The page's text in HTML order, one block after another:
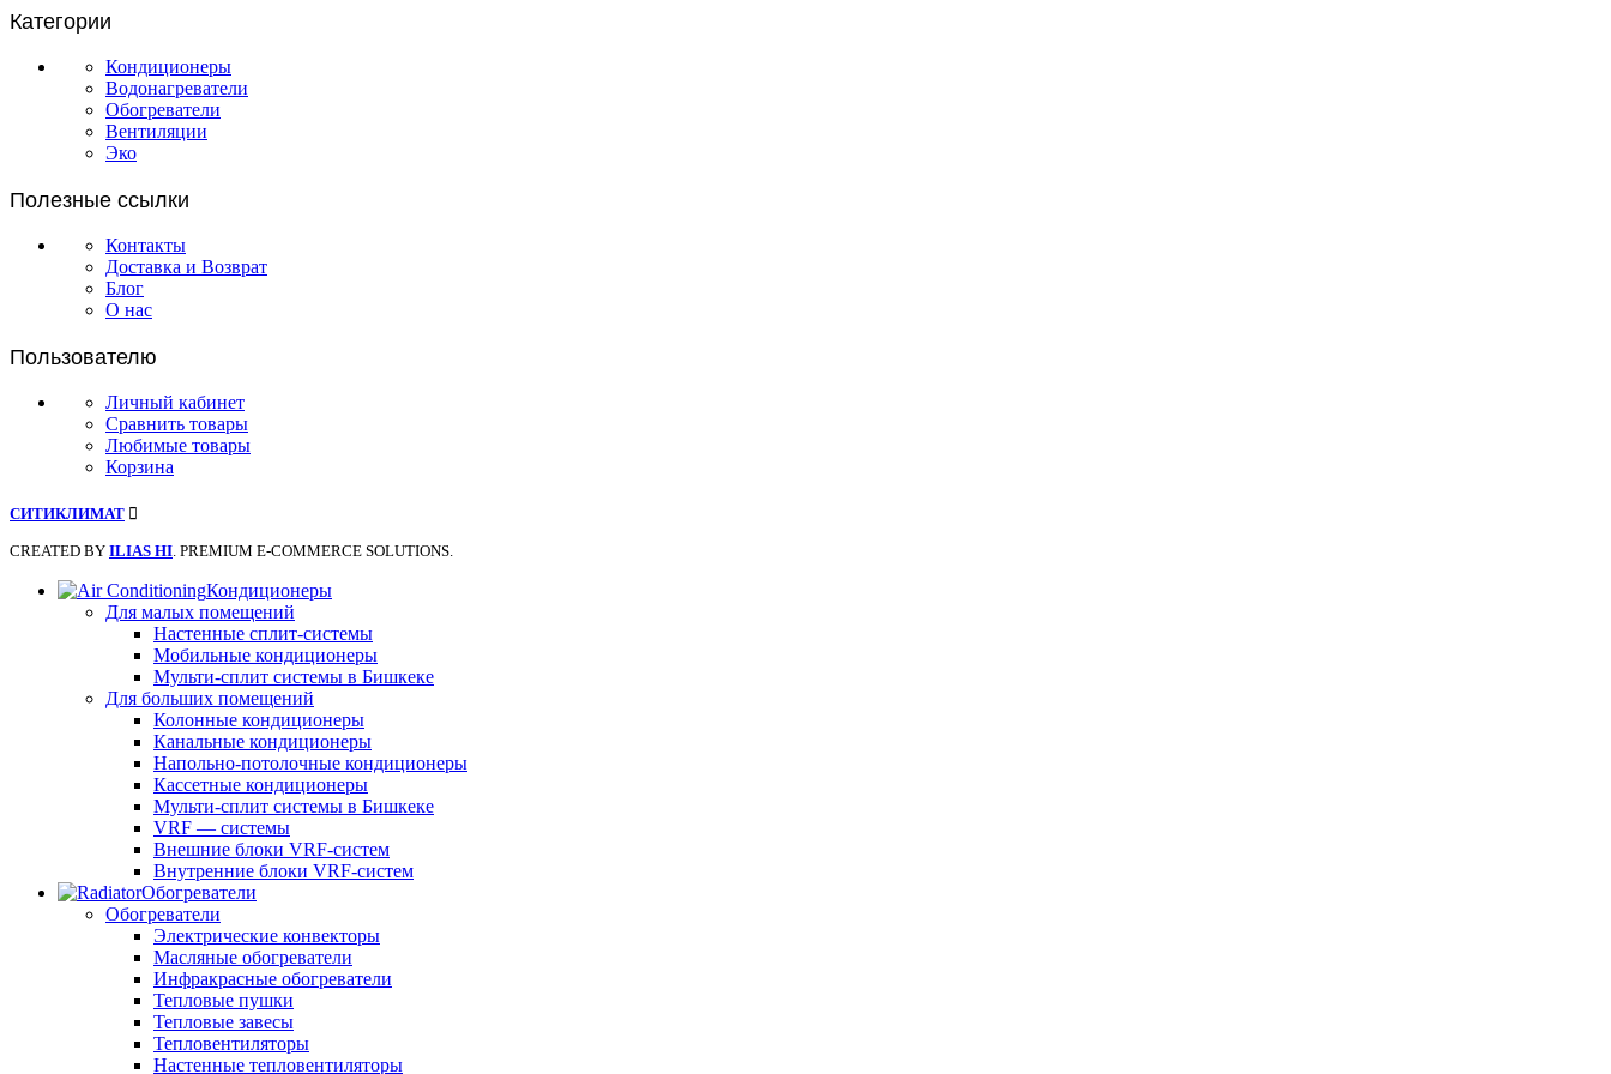
Категории
Кондиционеры
Водонагреватели
Обогреватели
Вентиляции
Эко
Полезные ссылки
Контакты
Доставка и Возврат
Блог
О нас
Пользователю
Личный кабинет
Сравнить товары
Любимые товары
Корзина
СИТИКЛИМАТ
CREATED BY ILIAS HI. PREMIUM E-COMMERCE SOLUTIONS.
Кондиционеры
Для малых помещений
Настенные сплит-системы
Мобильные кондиционеры
Мульти-сплит системы в Бишкеке
Для больших помещений
Колонные кондиционеры
Канальные кондиционеры
Напольно-потолочные кондиционеры
Кассетные кондиционеры
Мульти-сплит системы в Бишкеке
VRF — системы
Внешние блоки VRF-систем
Внутренние блоки VRF-систем
Обогреватели
Обогреватели
Электрические конвекторы
Масляные обогреватели
Инфракрасные обогреватели
Тепловые пушки
Тепловые завесы
Тепловентиляторы
Настенные тепловентиляторы